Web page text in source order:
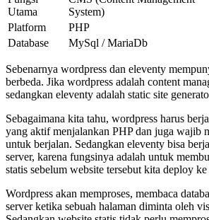
Utama
System)
Platform
PHP
Database
MySql / MariaDb
Sebenarnya wordpress dan eleventy
berbeda. Jika wordpress adalah content
sedangkan eleventy adalah static site
Sebagaimana kita tahu, wordpress harus
yang aktif menjalankan PHP dan juga wajib
untuk berjalan. Sedangkan eleventy bisa
server, karena fungsinya adalah untuk
statis sebelum website tersebut kita deploy
Wordpress akan memproses, membaca
server ketika sebuah halaman diminta oleh